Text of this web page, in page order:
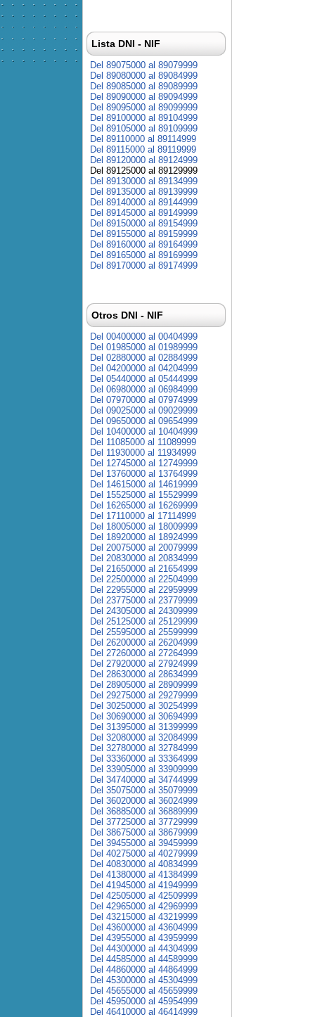
Lista DNI - NIF
Del 89075000 al 89079999
Del 89080000 al 89084999
Del 89085000 al 89089999
Del 89090000 al 89094999
Del 89095000 al 89099999
Del 89100000 al 89104999
Del 89105000 al 89109999
Del 89110000 al 89114999
Del 89115000 al 89119999
Del 89120000 al 89124999
Del 89125000 al 89129999
Del 89130000 al 89134999
Del 89135000 al 89139999
Del 89140000 al 89144999
Del 89145000 al 89149999
Del 89150000 al 89154999
Del 89155000 al 89159999
Del 89160000 al 89164999
Del 89165000 al 89169999
Del 89170000 al 89174999
Otros DNI - NIF
Del 00400000 al 00404999
Del 01985000 al 01989999
Del 02880000 al 02884999
Del 04200000 al 04204999
Del 05440000 al 05444999
Del 06980000 al 06984999
Del 07970000 al 07974999
Del 09025000 al 09029999
Del 09650000 al 09654999
Del 10400000 al 10404999
Del 11085000 al 11089999
Del 11930000 al 11934999
Del 12745000 al 12749999
Del 13760000 al 13764999
Del 14615000 al 14619999
Del 15525000 al 15529999
Del 16265000 al 16269999
Del 17110000 al 17114999
Del 18005000 al 18009999
Del 18920000 al 18924999
Del 20075000 al 20079999
Del 20830000 al 20834999
Del 21650000 al 21654999
Del 22500000 al 22504999
Del 22955000 al 22959999
Del 23775000 al 23779999
Del 24305000 al 24309999
Del 25125000 al 25129999
Del 25595000 al 25599999
Del 26200000 al 26204999
Del 27260000 al 27264999
Del 27920000 al 27924999
Del 28630000 al 28634999
Del 28905000 al 28909999
Del 29275000 al 29279999
Del 30250000 al 30254999
Del 30690000 al 30694999
Del 31395000 al 31399999
Del 32080000 al 32084999
Del 32780000 al 32784999
Del 33360000 al 33364999
Del 33905000 al 33909999
Del 34740000 al 34744999
Del 35075000 al 35079999
Del 36020000 al 36024999
Del 36885000 al 36889999
Del 37725000 al 37729999
Del 38675000 al 38679999
Del 39455000 al 39459999
Del 40275000 al 40279999
Del 40830000 al 40834999
Del 41380000 al 41384999
Del 41945000 al 41949999
Del 42505000 al 42509999
Del 42965000 al 42969999
Del 43215000 al 43219999
Del 43600000 al 43604999
Del 43955000 al 43959999
Del 44300000 al 44304999
Del 44585000 al 44589999
Del 44860000 al 44864999
Del 45300000 al 45304999
Del 45655000 al 45659999
Del 45950000 al 45954999
Del 46410000 al 46414999